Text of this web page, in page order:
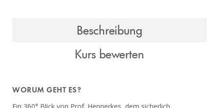
Beschreibung
Kurs bewerten
WORUM GEHT ES?